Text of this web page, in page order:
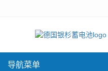
导航菜单